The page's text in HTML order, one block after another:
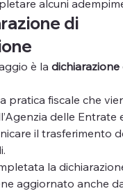
alcuni
di
è la dichiarazione
pratica fiscale che
delle Entrate
il trasferimento
la
aggiornato anche